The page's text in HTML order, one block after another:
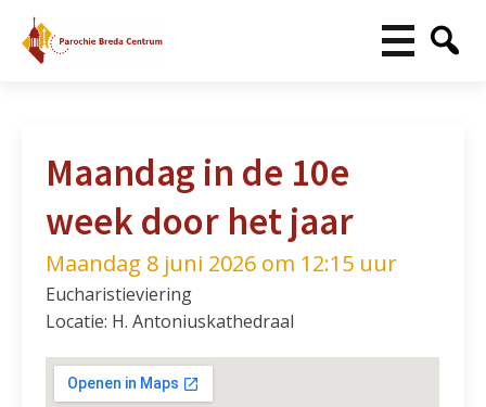
Maandag in de 10e
week door het jaar
Maandag 8 juni 2026 om 12:15 uur
Eucharistieviering
Locatie: H. Antoniuskathedraal